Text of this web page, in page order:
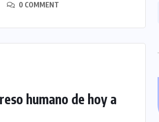
0 COMMENT
humano de hoy a